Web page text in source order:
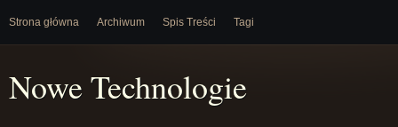
Strona główna Archiwum Spis Treści Tagi
Nowe Technologie